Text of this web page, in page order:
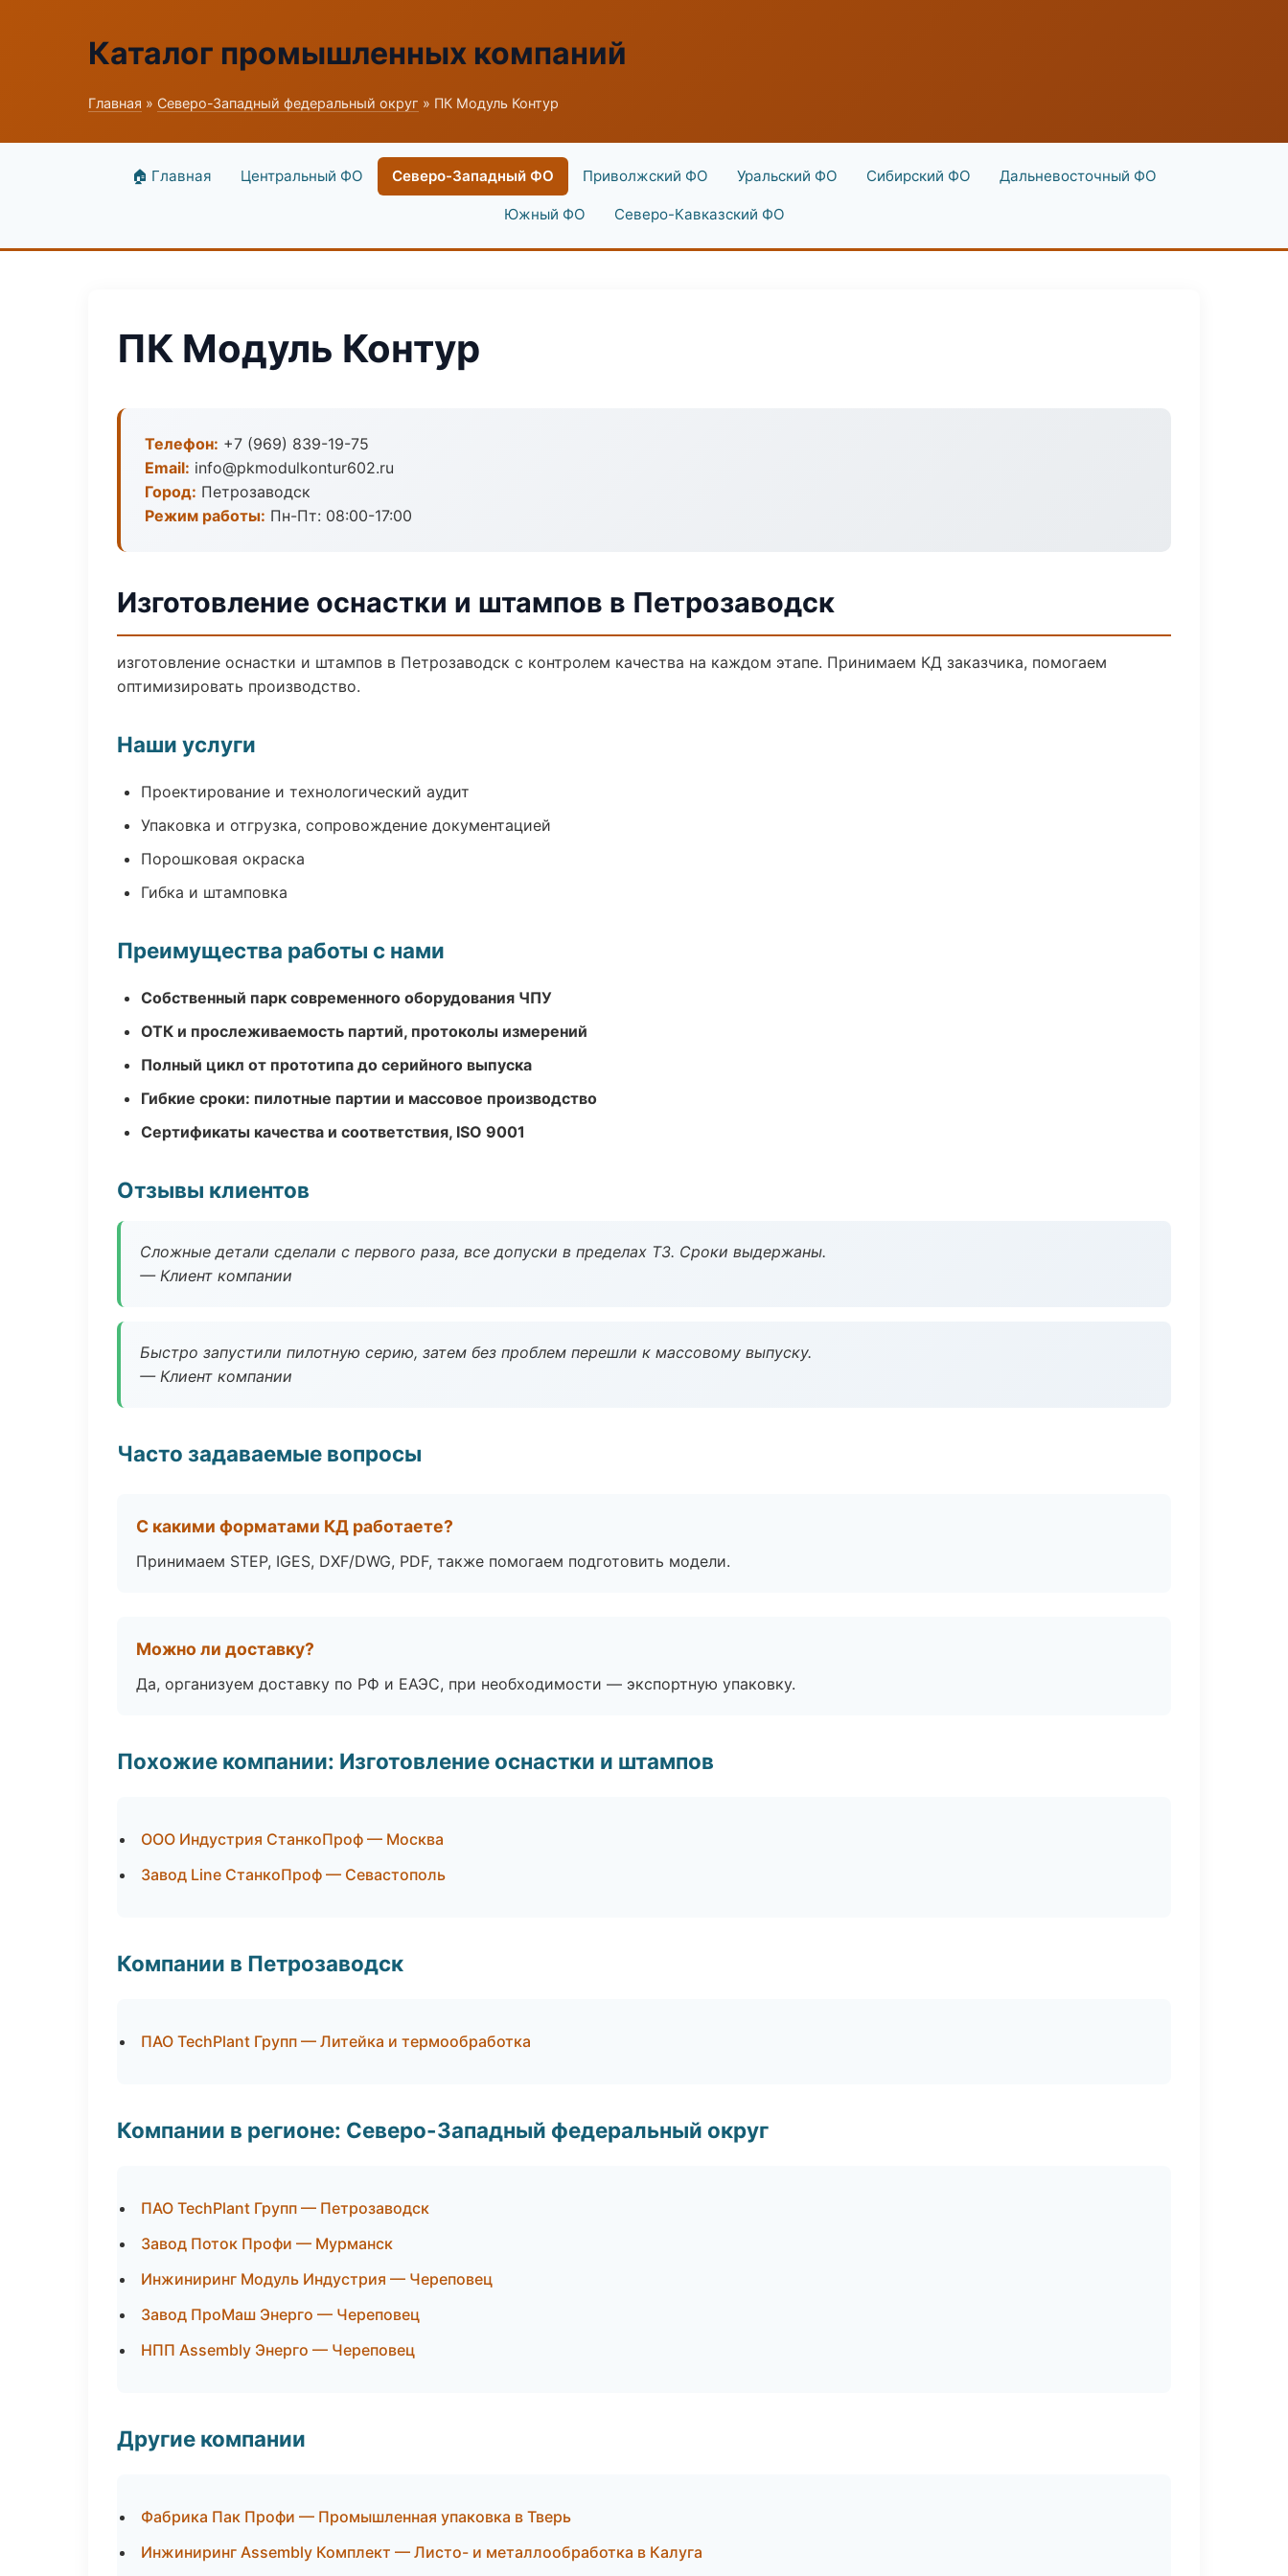
Каталог промышленных компаний
Главная » Северо-Западный федеральный округ » ПК Модуль Контур
🏠 Главная Центральный ФО Северо-Западный ФО Приволжский ФО Уральский ФО Сибирский ФО Дальневосточный ФО
Южный ФО Северо-Кавказский ФО
ПК Модуль Контур
Телефон: +7 (969) 839-19-75
Email: info@pkmodulkontur602.ru
Город: Петрозаводск
Режим работы: Пн-Пт: 08:00-17:00
Изготовление оснастки и штампов в Петрозаводск
изготовление оснастки и штампов в Петрозаводск с контролем качества на каждом этапе. Принимаем КД заказчика, помогаем
оптимизировать производство.
Наши услуги
Проектирование и технологический аудит
Упаковка и отгрузка, сопровождение документацией
Порошковая окраска
Гибка и штамповка
Преимущества работы с нами
Собственный парк современного оборудования ЧПУ
ОТК и прослеживаемость партий, протоколы измерений
Полный цикл от прототипа до серийного выпуска
Гибкие сроки: пилотные партии и массовое производство
Сертификаты качества и соответствия, ISO 9001
Отзывы клиентов
Сложные детали сделали с первого раза, все допуски в пределах ТЗ. Сроки выдержаны.
— Клиент компании
Быстро запустили пилотную серию, затем без проблем перешли к массовому выпуску.
— Клиент компании
Часто задаваемые вопросы
С какими форматами КД работаете?
Принимаем STEP, IGES, DXF/DWG, PDF, также помогаем подготовить модели.
Можно ли доставку?
Да, организуем доставку по РФ и ЕАЭС, при необходимости — экспортную упаковку.
Похожие компании: Изготовление оснастки и штампов
ООО Индустрия СтанкоПроф — Москва
Завод Line СтанкоПроф — Севастополь
Компании в Петрозаводск
ПАО TechPlant Групп — Литейка и термообработка
Компании в регионе: Северо-Западный федеральный округ
ПАО TechPlant Групп — Петрозаводск
Завод Поток Профи — Мурманск
Инжиниринг Модуль Индустрия — Череповец
Завод ПроМаш Энерго — Череповец
НПП Assembly Энерго — Череповец
Другие компании
Фабрика Пак Профи — Промышленная упаковка в Тверь
Инжиниринг Assembly Комплект — Листо- и металлообработка в Калуга